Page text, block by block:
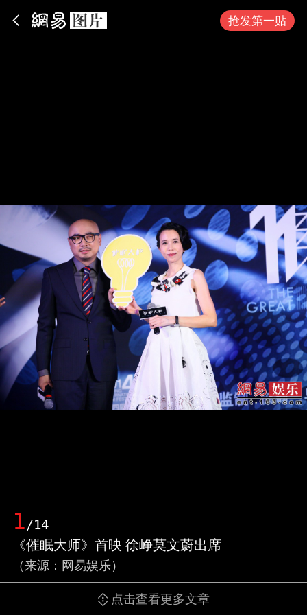
抢发第一贴
1/14
《催眠大师》首映 徐峥莫文蔚出席
（来源：网易娱乐）
点击查看更多文章